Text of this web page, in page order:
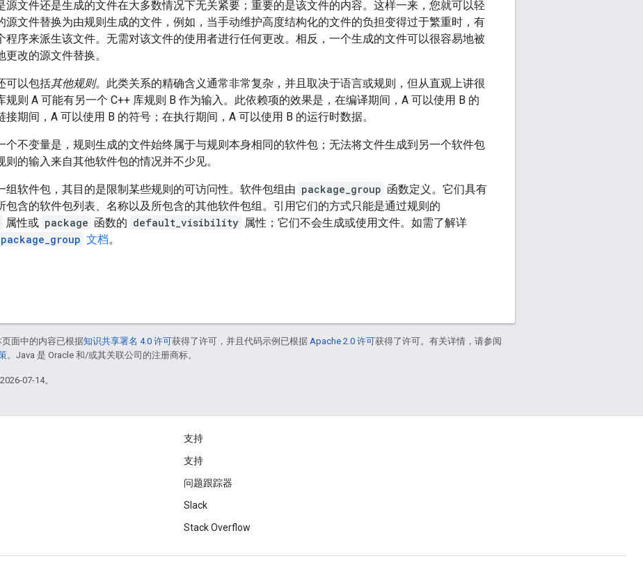
源文件还是生成的文件在大多数情况下无关紧要；重要的是该文件的内容。这样一来，您就可以轻
源文件替换为由规则生成的文件，例如，当手动维护高度结构化的文件的负担变得过于繁重时，有
程序来派生该文件。无需对该文件的使用者进行任何更改。相反，一个生成的文件可以很容易地被
更改的源文件替换。
可以包括其他规则。此类关系的精确含义通常非常复杂，并且取决于语言或规则，但从直观上讲很
规则 A 可能有另一个 C++ 库规则 B 作为输入。此依赖项的效果是，在编译期间，A 可以使用 B 的
接期间，A 可以使用 B 的符号；在执行期间，A 可以使用 B 的运行时数据。
个不变量是，规则生成的文件始终属于与规则本身相同的软件包；无法将文件生成到另一个软件包
则的输入来自其他软件包的情况并不少见。
组软件包，其目的是限制某些规则的可访问性。软件包组由 package_group 函数定义。它们具有
包含的软件包列表、名称以及所包含的其他软件包组。引用它们的方式只能是通过规则的
属性或 package 函数的 default_visibility 属性；它们不会生成或使用文件。如需了解详
package_group 文档。
面中的内容已根据知识共享署名 4.0 许可获得了许可，并且代码示例已根据 Apache 2.0 许可获得了许可。有关详情，请参阅
。Java 是 Oracle 和/或其关联公司的注册商标。
07-14。
支持
支持
问题跟踪器
Slack
Stack Overflow